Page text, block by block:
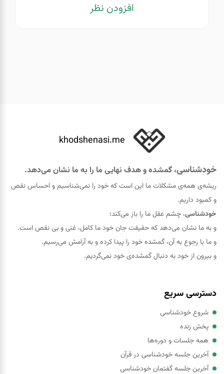
افزودن نظر
khodshenasi.me
خودشناسی، گمشده و هدف نهایی ما را به ما نشان می‌دهد.
ریشه‌ی همه‌ی مشکلات ما این است که خود را نمی‌شناسیم و احساس نقص
و کمبود داریم.
خودشناسی، چشم عقل ما را باز می‌کند؛
و به ما نشان می‌دهد که حقيقت جان خود ما کامل، غنی و بی نقص است.
و ما با رجوع به آن، گمشده خود را پيدا کرده و به آرامش می‌رسیم.
و بیرون از خود به دنبال گمشده‌ی خود نمی‌گردیم.
دسترسی سریع
شروع خودشناسی
پخش زنده
همه جلسات و دوره‌ها
آخرین جلسه خودشناسی در قرآن
آخرین جلسه گفتمان خودشناسی